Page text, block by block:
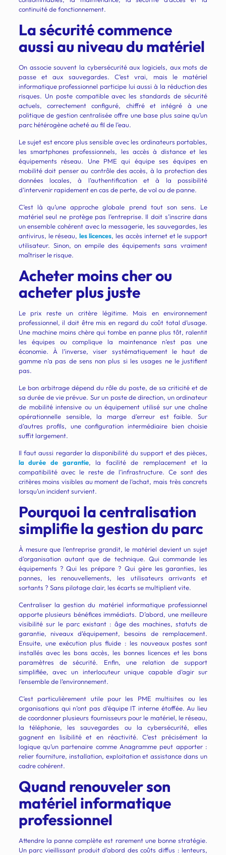
continuité de fonctionnement.
La sécurité commence
aussi au niveau du matériel
On associe souvent la cybersécurité aux logiciels, aux mots de
passe et aux sauvegardes. C’est vrai, mais le matériel
informatique professionnel participe lui aussi à la réduction des
risques. Un poste compatible avec les standards de sécurité
actuels, correctement configuré, chiffré et intégré à une
politique de gestion centralisée offre une base plus saine qu’un
parc hétérogène acheté au fil de l’eau.
Le sujet est encore plus sensible avec les ordinateurs portables,
les smartphones professionnels, les accès à distance et les
équipements réseau. Une PME qui équipe ses équipes en
mobilité doit penser au contrôle des accès, à la protection des
données locales, à l’authentification et à la possibilité
d’intervenir rapidement en cas de perte, de vol ou de panne.
C’est là qu’une approche globale prend tout son sens. Le
matériel seul ne protège pas l’entreprise. Il doit s’inscrire dans
un ensemble cohérent avec la messagerie, les sauvegardes, les
antivirus, le réseau,les licences, les accès internet et le support
utilisateur. Sinon, on empile des équipements sans vraiment
maîtriser le risque.
Acheter moins cher ou
acheter plus juste
Le prix reste un critère légitime. Mais en environnement
professionnel, il doit être mis en regard du coût total d’usage.
Une machine moins chère qui tombe en panne plus tôt, ralentit
les équipes ou complique la maintenance n’est pas une
économie. À l’inverse, viser systématiquement le haut de
gamme n’a pas de sens non plus si les usages ne le justifient
pas.
Le bon arbitrage dépend du rôle du poste, de sa criticité et de
sa durée de vie prévue. Sur un poste de direction, un ordinateur
de mobilité intensive ou un équipement utilisé sur une chaîne
opérationnelle sensible, la marge d’erreur est faible. Sur
d’autres profils, une configuration intermédiaire bien choisie
suffit largement.
Il faut aussi regarder la disponibilité du support et des pièces,
la durée de garantie, la facilité de remplacement et la
compatibilité avec le reste de l’infrastructure. Ce sont des
critères moins visibles au moment de l’achat, mais très concrets
lorsqu’un incident survient.
Pourquoi la centralisation
simplifie la gestion du parc
À mesure que l’entreprise grandit, le matériel devient un sujet
d’organisation autant que de technique. Qui commande les
équipements ? Qui les prépare ? Qui gère les garanties, les
pannes, les renouvellements, les utilisateurs arrivants et
sortants ? Sans pilotage clair, les écarts se multiplient vite.
Centraliser la gestion du matériel informatique professionnel
apporte plusieurs bénéfices immédiats. D’abord, une meilleure
visibilité sur le parc existant : âge des machines, statuts de
garantie, niveaux d’équipement, besoins de remplacement.
Ensuite, une exécution plus fluide : les nouveaux postes sont
installés avec les bons accès, les bonnes licences et les bons
paramètres de sécurité. Enfin, une relation de support
simplifiée, avec un interlocuteur unique capable d’agir sur
l’ensemble de l’environnement.
C’est particulièrement utile pour les PME multisites ou les
organisations qui n’ont pas d’équipe IT interne étoffée. Au lieu
de coordonner plusieurs fournisseurs pour le matériel, le réseau,
la téléphonie, les sauvegardes ou la cybersécurité, elles
gagnent en lisibilité et en réactivité. C’est précisément la
logique qu’un partenaire comme Anagramme peut apporter :
relier fourniture, installation, exploitation et assistance dans un
cadre cohérent.
Quand renouveler son
matériel informatique
professionnel
Attendre la panne complète est rarement une bonne stratégie.
Un parc vieillissant produit d’abord des coûts diffus : lenteurs,